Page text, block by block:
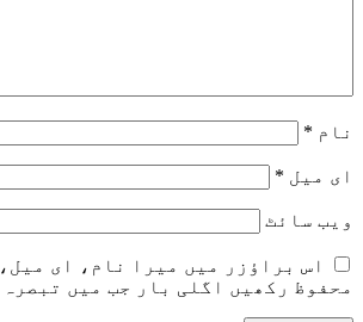
نام *
ای میل *
ویب‌ سائٹ
اس براؤزر میں میرا نام، ای
محفوظ رکھیں اگلی بار جب میں تبصرہ